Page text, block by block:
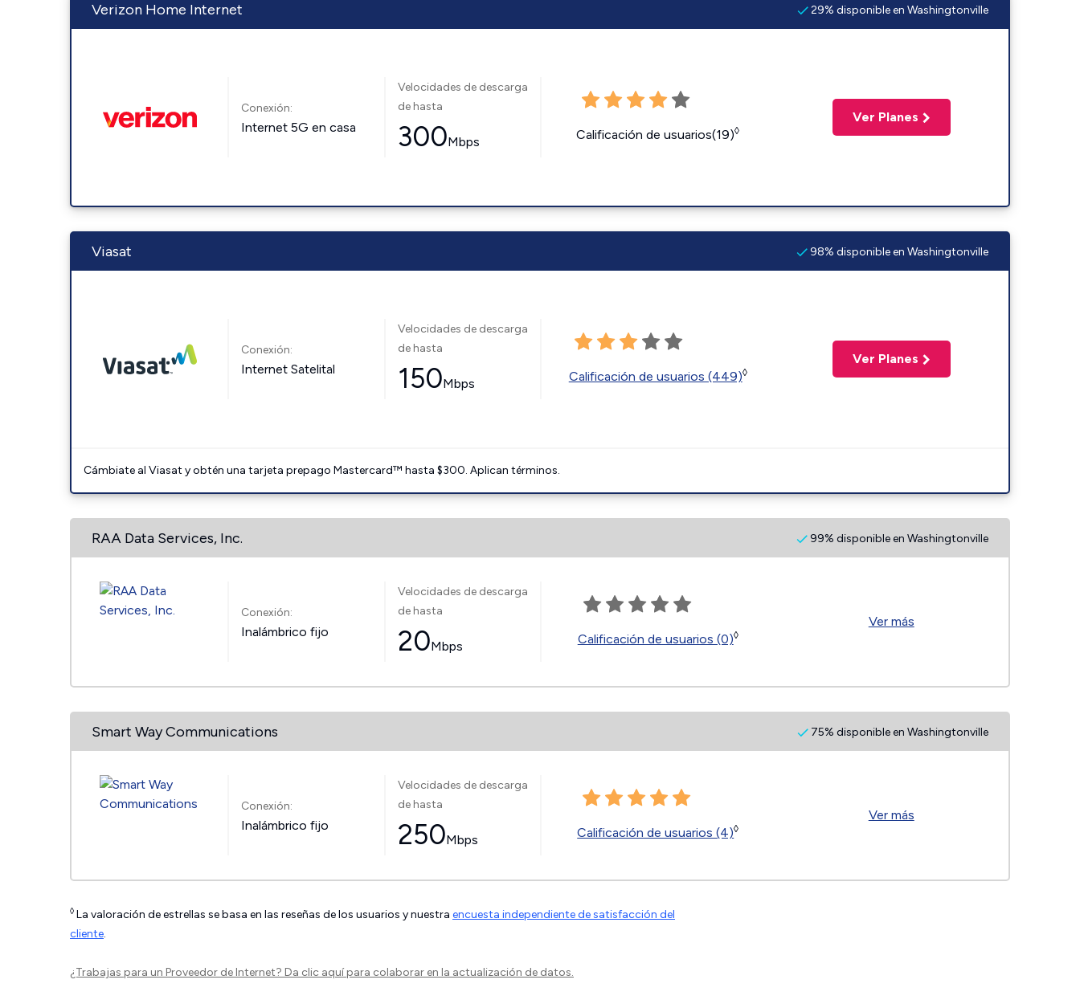
Verizon Home Internet 29% disponible en Washingtonville
Conexión:
Internet 5G en casa
Velocidades de descarga
de hasta
300Mbps Calificación de usuarios(19)◊
Ver Planes
Viasat 98% disponible en Washingtonville
Conexión:
Internet Satelital
Velocidades de descarga
de hasta
150Mbps Calificación de usuarios (449)◊
Ver Planes
Cámbiate al Viasat y obtén una tarjeta prepago Mastercard™ hasta $300. Aplican términos.
RAA Data Services, Inc. 99% disponible en Washingtonville
Conexión:
Inalámbrico fijo
Velocidades de descarga
de hasta
20Mbps Calificación de usuarios (0)◊
Ver más
Smart Way Communications 75% disponible en Washingtonville
Conexión:
Inalámbrico fijo
Velocidades de descarga
de hasta
250Mbps Calificación de usuarios (4)◊
Ver más
◊ La valoración de estrellas se basa en las reseñas de los usuarios y nuestra encuesta independiente de satisfacción del
cliente.
¿Trabajas para un Proveedor de Internet? Da clic aquípara colaborar en la actualización de datos.